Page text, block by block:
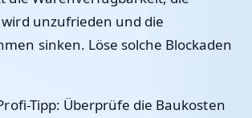
unzufrieden und die
sinken. Löse solche Blockaden
Tipp: Überprüfe die Baukosten